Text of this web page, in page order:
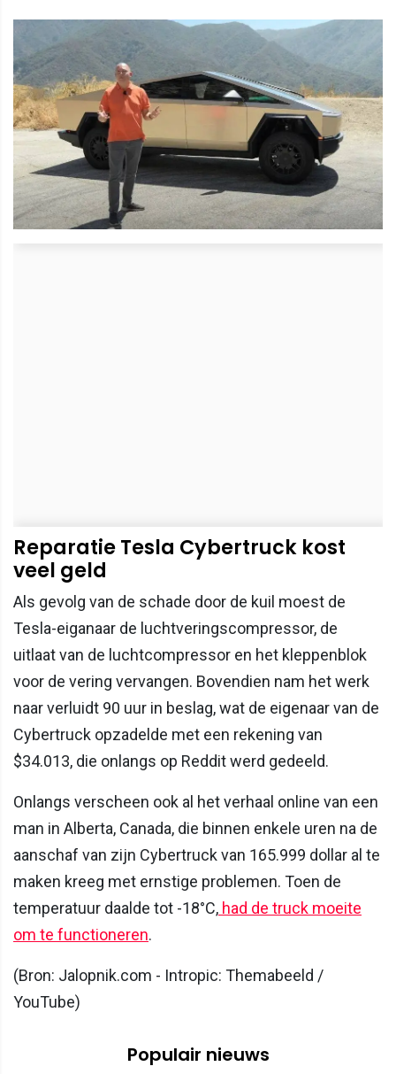
Reparatie Tesla Cybertruck kost
veel geld
Als gevolg van de schade door de kuil moest de
Tesla-eiganaar de luchtveringscompressor, de
uitlaat van de luchtcompressor en het kleppenblok
voor de vering vervangen. Bovendien nam het werk
naar verluidt 90 uur in beslag, wat de eigenaar van de
Cybertruck opzadelde met een rekening van
$34.013, die onlangs op Reddit werd gedeeld.
Onlangs verscheen ook al het verhaal online van een
man in Alberta, Canada, die binnen enkele uren na de
aanschaf van zijn Cybertruck van 165.999 dollar al te
maken kreeg met ernstige problemen. Toen de
temperatuur daalde tot -18°C, had de truck moeite
om te functioneren.
(Bron: Jalopnik.com - Intropic: Themabeeld /
YouTube)
Populair nieuws